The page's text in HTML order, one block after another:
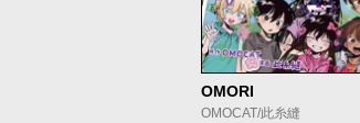
OMORI
OMOCAT/此糸縫